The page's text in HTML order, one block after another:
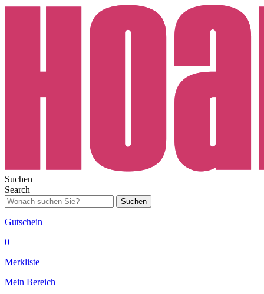
Suchen
Search
Suchen
Gutschein
0
Merkliste
Mein Bereich